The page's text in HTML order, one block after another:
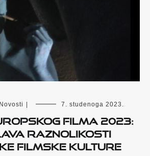
Novosti | 7. studenoga 2023.
filma 2023:
raznolikosti
filmske kulture